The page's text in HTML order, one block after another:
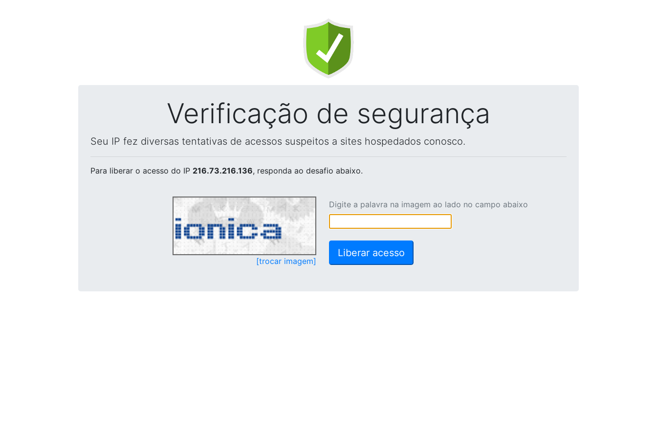
Verificação de segurança
Seu IP fez diversas tentativas de acessos suspeitos a sites hospedados conosco.
Para liberar o acesso do IP 216.73.216.136, responda ao desafio abaixo.
[trocar imagem]
Digite a palavra na imagem ao lado no campo abaixo